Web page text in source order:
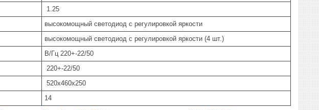
1.25
высокомощный светодиод с регулировкой яркости
высокомощный светодиод с регулировкой яркости (4 шт.)
В/Гц 220+-22/50
220+-22/50
520х460х250
14